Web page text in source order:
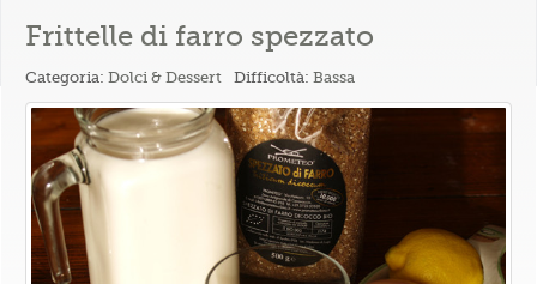
Frittelle di farro spezzato
Categoria:Dolci & Dessert Difficoltà:Bassa